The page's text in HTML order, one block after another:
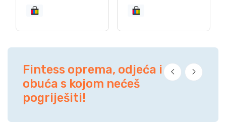
Fintess oprema, odjeća i
obuća s kojom nećeš
pogriješiti!